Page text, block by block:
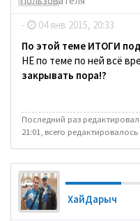
- 04 янв 2015, 20:33
По этой теме ИТОГИ
НЕ по теме по ней всё
закрывать пора!?
Последний раз
21:01, всего редактировалось
ХайДарыч